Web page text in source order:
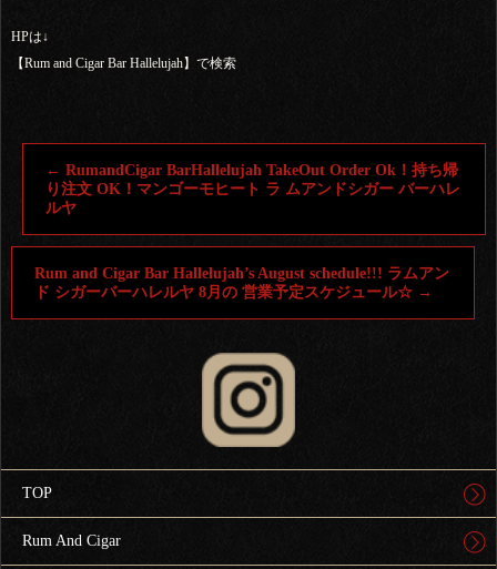
HPは↓
【Rum and Cigar Bar Hallelujah】で検索
← RumandCigar BarHallelujah TakeOut Order Ok！持ち帰
り注文 OK！マンゴーモヒート ラ ムアンドシガー バーハレ
ルヤ
Rum and Cigar Bar Hallelujah’s August schedule!!! ラムアン
ド シガーバーハレルヤ 8月の 営業予定スケジュール☆ →
TOP
Rum And Cigar